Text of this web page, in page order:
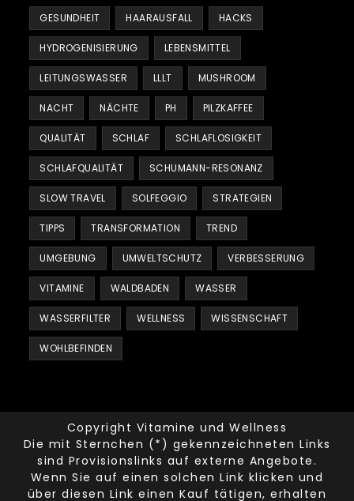
GESUNDHEIT HAARAUSFALL HACKS
HYDROGENISIERUNG LEBENSMITTEL
LEITUNGSWASSER LLLT MUSHROOM
NACHT NÄCHTE PH PILZKAFFEE
QUALITÄT SCHLAF SCHLAFLOSIGKEIT
SCHLAFQUALITÄT SCHUMANN-RESONANZ
SLOW TRAVEL SOLFEGGIO STRATEGIEN
TIPPS TRANSFORMATION TREND
UMGEBUNG UMWELTSCHUTZ VERBESSERUNG
VITAMINE WALDBADEN WASSER
WASSERFILTER WELLNESS WISSENSCHAFT
WOHLBEFINDEN
Copyright Vitamine und Wellness
Die mit Sternchen (*) gekennzeichneten Links
sind Provisionslinks auf externe Angebote.
Wenn Sie auf einen solchen Link klicken und
über diesen Link einen Kauf tätigen, erhalten